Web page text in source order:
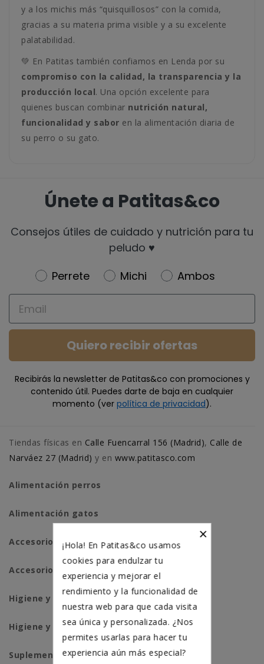
y a los michis más “quisquillosos” con la comida,
gracias a su materia prima visible y a su excelente
palatabilidad.
💚 En Patitas también confiamos en Lenda por su
compromiso con la calidad, la transparencia y la
producción local. Una opción excelente para
quienes buscan combinar nutrición natural,
funcionalidad y sabor en la alimentación diaria de
su perro o su gato.
Únete a Patitas&co
Consejos útiles de cuidado y nutrición para tu
peludo ♥️
Newsletter
Perrete Michi
Ambos
Email
Quiero recibir ofertas
Recibirás la newsletter de Patitas&co con promociones y
contenido útil. Puedes darte de baja en cualquier
momento (ver política de privacidad).
Tiendas físicas en Calle Fuencarral 156 (Madrid), Calle de
Narváez 27 (Madrid) y en www.patitasco.com
Alimentación perros
Alimentación gatos
Accesorios perros
Accesorios para gatos
Higiene y salud perros
Higiene y salud gatos
Suplementación natural
×
¡Hola! En Patitas&co usamos
cookies para endulzar tu
experiencia y mejorar el
rendimiento y la funcionalidad de
nuestra web para que cada visita
sea única y personalizada. ¿Nos
permites usarlas para hacer tu
experiencia aún más especial?